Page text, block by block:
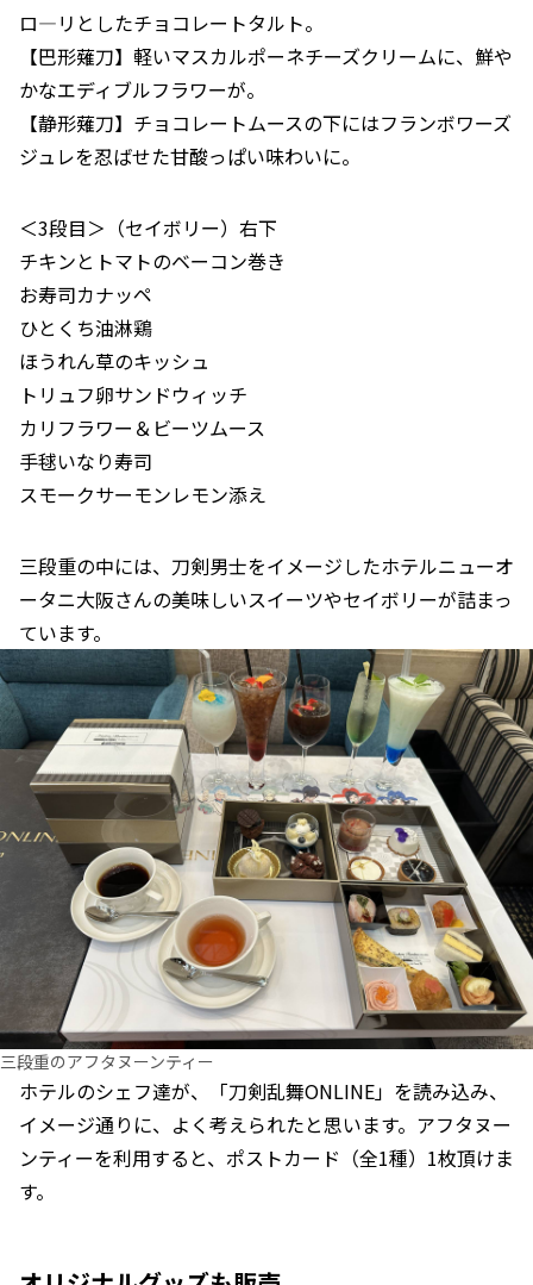
ロ―リとしたチョコレートタルト。
【巴形薙刀】軽いマスカルポーネチーズクリームに、鮮や
かなエディブルフラワーが。
【静形薙刀】チョコレートムースの下にはフランボワーズ
ジュレを忍ばせた甘酸っぱい味わいに。
＜3段目＞（セイボリー）右下
チキンとトマトのベーコン巻き
お寿司カナッペ
ひとくち油淋鶏
ほうれん草のキッシュ
トリュフ卵サンドウィッチ
カリフラワー＆ビーツムース
手毬いなり寿司
スモークサーモンレモン添え
三段重の中には、刀剣男士をイメージしたホテルニューオ
ータニ大阪さんの美味しいスイーツやセイボリーが詰まっ
ています。
三段重のアフタヌーンティー
ホテルのシェフ達が、「刀剣乱舞ONLINE」を読み込み、
イメージ通りに、よく考えられたと思います。アフタヌー
ンティーを利用すると、ポストカード（全1種）1枚頂けま
す。